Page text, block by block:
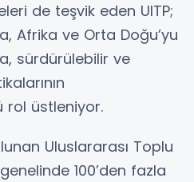
de teşvik eden UITP;
Afrika ve Orta Doğu’yu
sürdürülebilir ve
rol üstleniyor.
Uluslararası Toplu
100’den fazla